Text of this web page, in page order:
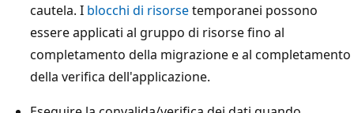
cautela. I blocchi di risorsetemporanei possono
essere applicati al gruppo di risorse fino al
completamento della migrazione e al completamento
della verifica dell'applicazione.